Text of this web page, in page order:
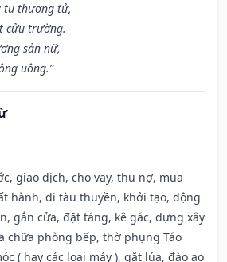
tu thương tử,
cửu trường.
sản nữ,
uông.”
giao dịch, cho vay, thu nợ, mua
hành, đi tàu thuyền, khởi tạo, động
gắn cửa, đặt táng, kê gác, dựng xây
chữa phòng bếp, thờ phụng Táo
( hay các loại máy ), gặt lúa, đào ao